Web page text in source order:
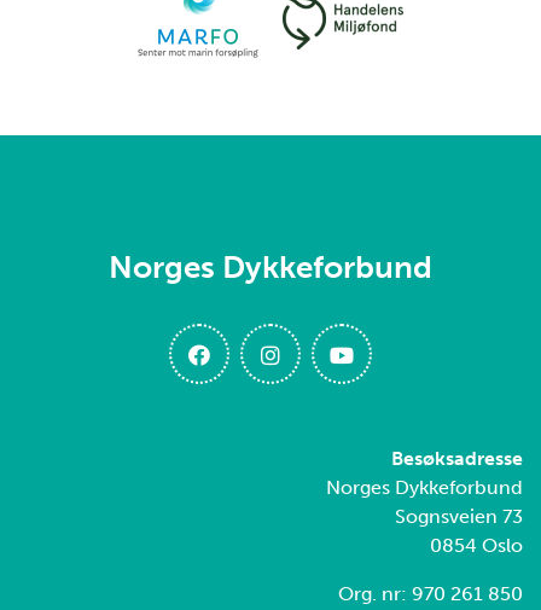
Norges Dykkeforbund
Besøksadresse
Norges Dykkeforbund
Sognsveien 73
0854 Oslo
Org. nr: 970 261 850